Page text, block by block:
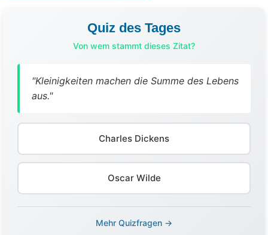
Quiz des Tages
Von wem stammt dieses Zitat?
"Kleinigkeiten machen die Summe des Lebens
aus."
Charles Dickens
Oscar Wilde
Mehr Quizfragen →